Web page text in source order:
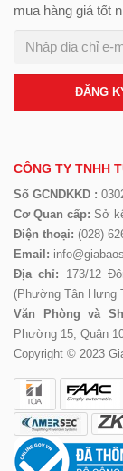
mua hàng giá tốt
ĐĂNG
CÔNG TY TNHH
Số GCNDKKD :
Cơ Quan cấp: Sở
Điện thoại: (028)
Email:
Địa chỉ: 173/12
(Phường Tân Hưng
Văn Phòng và
Phường 15, Quận
Copyright © 2023